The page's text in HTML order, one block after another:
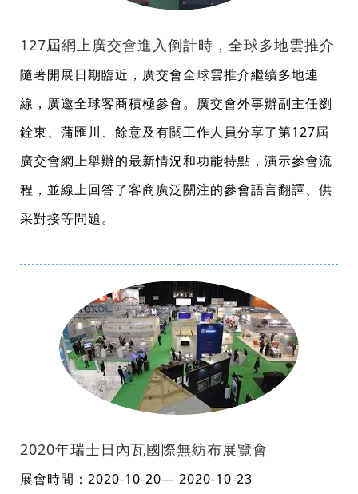
127屆網上廣交會進入倒計時，全球多地雲推介
隨著開展日期臨近，廣交會全球雲推介繼續多地連
線，廣邀全球客商積極參會。廣交會外事辦副主任劉
銓東、蒲匯川、餘意及有關工作人員分享了第127屆
廣交會網上舉辦的最新情況和功能特點，演示參會流
程，並線上回答了客商廣泛關注的參會語言翻譯、供
采對接等問題。
2020年瑞士日內瓦國際無紡布展覽會
展會時間：2020-10-20— 2020-10-23